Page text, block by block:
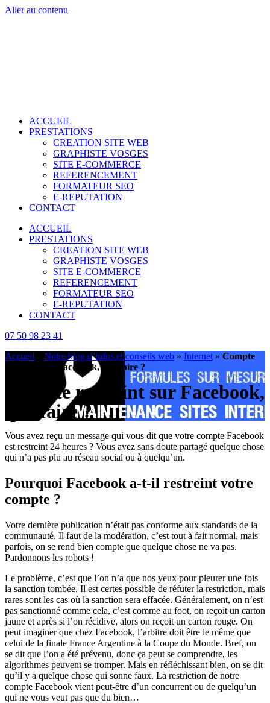
Aller au contenu
ACCUEIL
PRESTATIONS
CREATION SITE WEB
GRAPHISTE VOSGES
SITE E-COMMERCE
REFERENCEMENT
FORMATEUR SEO
E-REPUTATION
CONTACT
ACCUEIL
PRESTATIONS
CREATION SITE WEB
GRAPHISTE VOSGES
SITE E-COMMERCE
REFERENCEMENT
FORMATEUR SEO
E-REPUTATION
CONTACT
07 50 98 23 41
Accueil
Notre blog d’infos et conseils web » Internet » Compte
restreint sur Facebook, que faire ?
Compte restreint sur Facebook,
que faire ?
Vous avez reçu un message qui vous dit que votre compte Facebook
est restreint 24 heures ? Vous avez sans doute partagé quelque chose
qui n’a pas plu au réseau social ou à quelqu’un.
Pourquoi Facebook a-t-il restreint votre
compte ?
Votre dernière publication n’était pas conforme aux standards de la
communauté. Il faut de la modération, c’est tout à fait normal, mais
parfois, on se rend bien compte que quelque chose ne va pas.
Pardonnons les robots !
Le problème, c’est que l’on n’a que nos yeux pour pleurer une fois
la sanction tombée. Il est certes possible de réfuter la restriction, mais
rares sont les cas où la sanction sera effacée. Généralement, on n’est
pas sanctionné comme cela, c’est comme au foot, on reçoit un carton
jaune et après si l’on récidive, alors on reçoit un carton rouge. On
peut imaginer que chez Facebook, l’arbitre doit être le même que
celui de la finale France Argentine à la Coupe du Monde. Bref, on
se dit que l’on a été prévenu, donc ça peut se comprendre, les
algorithmes peuvent se tromper. Mais en réfléchissant bien, on se dit
qu’il y a quelque chose qui sonne faux. La restriction de notre
compte Facebook vient peut-être d’un concurrent ou de quelqu’un
qui ne vous veut pas que du bien…